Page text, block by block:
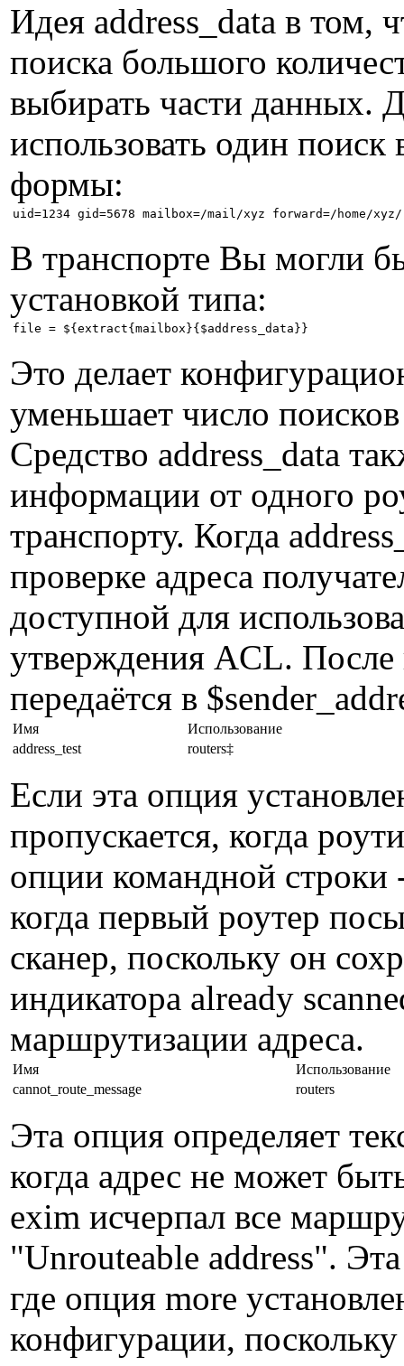
Идея address_data в том,
поиска большого
выбирать части данных.
использовать один поиск
формы:
В транспорте Вы могли
установкой типа:
Это делает
уменьшает число
Средство address_data
информации от одного
транспорту. Когда
проверке адреса
доступной для
утверждения ACL. После
передаётся в
Имя
Использование
address_test
routers‡
Если эта опция
пропускается, когда
опции командной
когда первый роутер
сканер, поскольку он
индикатора already
маршрутизации адреса.
Имя
Использование
cannot_route_message
routers
Эта опция определяет
когда адрес не может
exim исчерпал все
"Unrouteable address".
где опция more
конфигурации, поскольку